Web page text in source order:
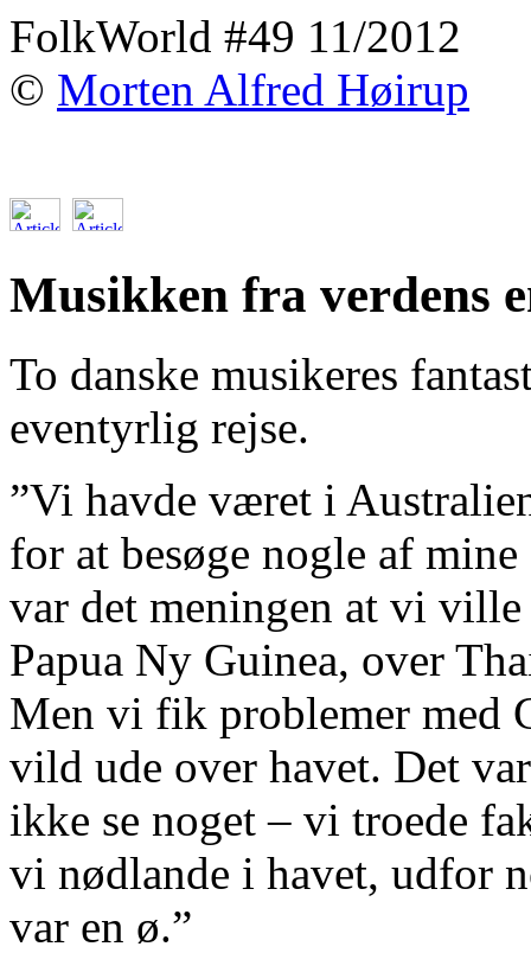
FolkWorld #49 11/2012
© Morten Alfred Høirup
Musikken fra verdens
To danske musikeres
eventyrlig rejse.
”Vi havde været i
for at besøge nogle af
var det meningen at vi
Papua Ny Guinea, over
Men vi fik problemer med
vild ude over havet. Det
ikke se noget – vi troede
vi nødlande i havet, udfor
var en ø.”